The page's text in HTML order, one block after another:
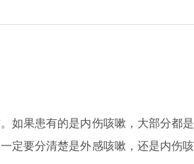
如果患有的是内伤咳嗽，大部分都
定要分清楚是外感咳嗽，还是内伤